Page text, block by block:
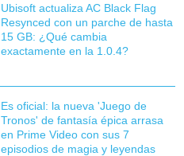
Ubisoft actualiza AC Black Flag
Resynced con un parche de hasta
15 GB: ¿Qué cambia
exactamente en la 1.0.4?
Es oficial: la nueva 'Juego de
Tronos' de fantasía épica arrasa
en Prime Video con sus 7
episodios de magia y leyendas